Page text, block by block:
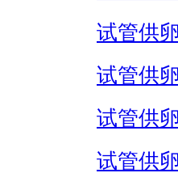
试管供
试管供
试管供
试管供